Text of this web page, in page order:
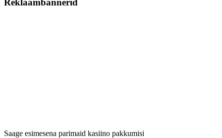
Reklaambännerid
Saage esimesena parimaid kasiino pakkumisi